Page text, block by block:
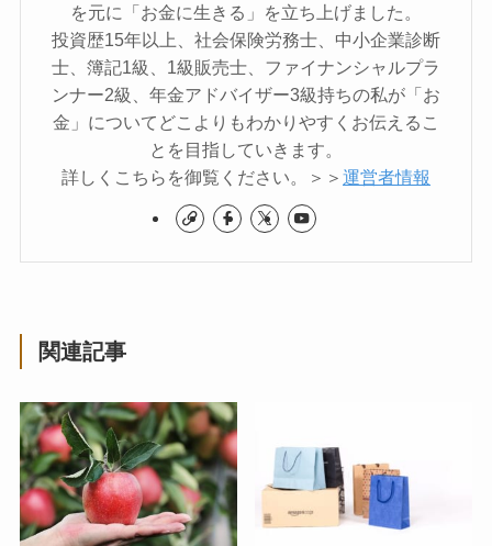
を元に「お金に生きる」を立ち上げました。
投資歴15年以上、社会保険労務士、中小企業診断
士、簿記1級、1級販売士、ファイナンシャルプラ
ンナー2級、年金アドバイザー3級持ちの私が「お
金」についてどこよりもわかりやすくお伝えるこ
とを目指していきます。
詳しくこちらを御覧ください。＞＞ 運営者情報
関連記事